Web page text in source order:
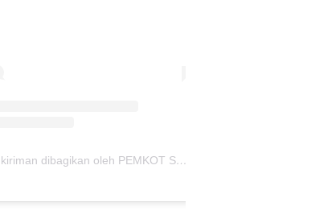
Sebuah kiriman dibagikan oleh PEMKOT SUKABUMI (@pemkotsukabumi_)